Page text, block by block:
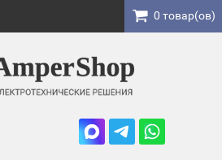
0 товар(ов)